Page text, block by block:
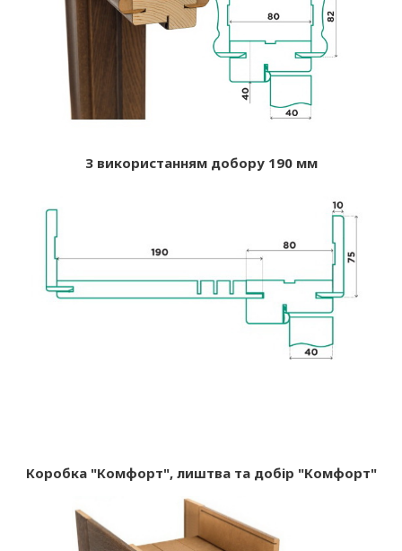
З використанням добору 190 мм
Коробка "Комфорт", лиштва та добір "Комфорт"